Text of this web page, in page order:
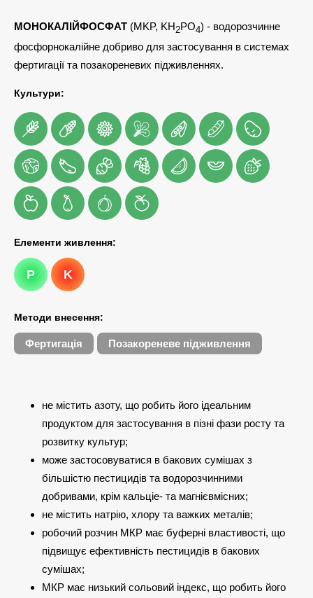
МОНОКАЛІЙФОСФАТ (MKP, KH2PO4) - водорозчинне
фосфорнокалійне добриво для застосування в системах
фертигації та позакореневих підживленнях.
Культури:
Елементи живлення:
P K
Методи внесення:
Фертигація Позакореневе підживлення
не містить азоту, що робить його ідеальним
продуктом для застосування в пізні фази росту та
розвитку культур;
може застосовуватися в бакових сумішах з
більшістю пестицидів та водорозчинними
добривами, крім кальціе- та магнієвмісних;
не містить натрію, хлору та важких металів;
робочий розчин МКР має буферні властивості, що
підвищує ефективність пестицидів в бакових
сумішах;
МКР має низький сольовий індекс, що робить його